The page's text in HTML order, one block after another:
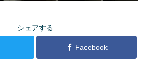
シェアする
Facebook